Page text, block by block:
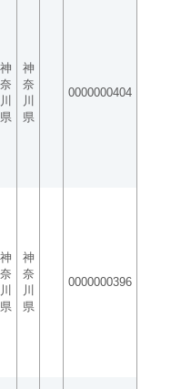
神
奈
川
県
神
奈
川
県
0000000404
神
奈
川
県
神
奈
川
県
0000000396